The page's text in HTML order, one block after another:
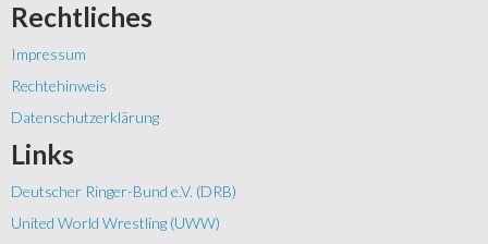
Rechtliches
Impressum
Rechtehinweis
Datenschutzerklärung
Links
Deutscher Ringer-Bund e.V. (DRB)
United World Wrestling (UWW)